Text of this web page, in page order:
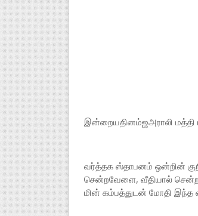
இன்றையதினம்ஜஅராலி மத்தி
வர்த்தக ஸ்தாபனம் ஒன்றின்
சென்றவேளை, வீதியால் சென்ற
மின் கம்பத்துடன் மோதி இந்த